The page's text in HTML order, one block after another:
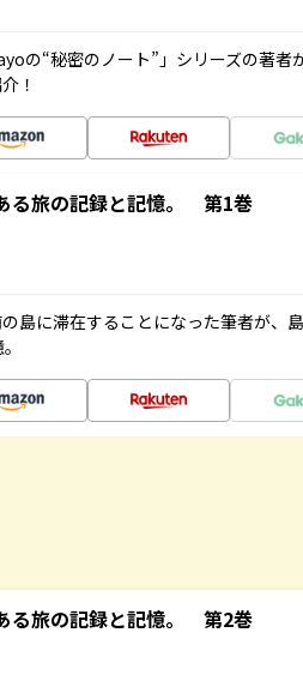
の“秘密のノート”」シリーズの著者
！
る旅の記録と記憶。 第1巻
島に滞在することになった筆者が、
る旅の記録と記憶。 第2巻